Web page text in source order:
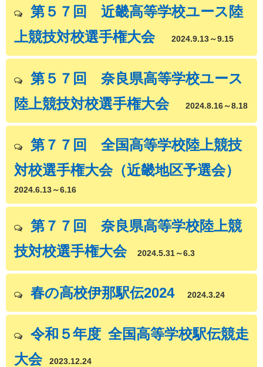
第５７回 近畿高等学校ユース陸
上競技対校選手権大会
2024.9.13～9.15
第５７回 奈良県高等学校ユース
陸上競技対校選手権大会
2024.8.16～8.18
第７７回 全国高等学校陸上競技
対校選手権大会（近畿地区予選会）
2024.6.13～6.16
第７７回 奈良県高等学校陸上競
技対校選手権大会2024.5.31～6.3
春の高校伊那駅伝2024 2024.3.24
令和５年度 全国高等学校駅伝競走
大会
2023.12.24